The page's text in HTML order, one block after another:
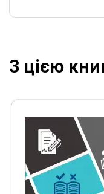
З цією